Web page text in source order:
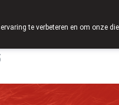
te verbeteren en om onze